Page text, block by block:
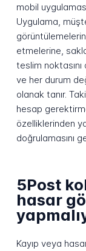
mobil
Uygulama,
etmelerine,
teslim
ve her durum
olanak tanır.
hesap
özelliklerinden
doğrulamasını
5Post
hasar
Kayıp veya